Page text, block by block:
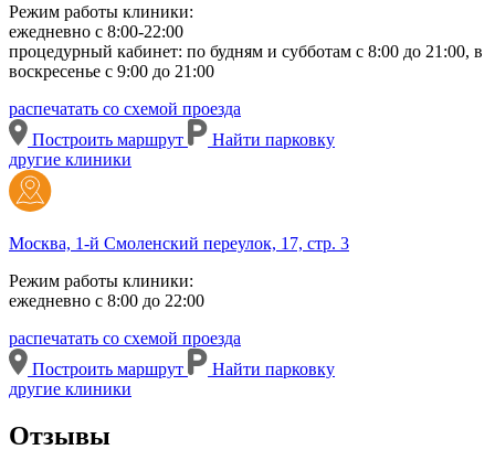
Режим работы клиники:
ежедневно с 8:00-22:00
процедурный кабинет: по будням и субботам с 8:00 до 21:00, в
воскресенье с 9:00 до 21:00
распечатать со схемой проезда
Построить маршрут
Найти парковку
другие клиники
Москва, 1-й Смоленский переулок, 17, стр. 3
Режим работы клиники:
ежедневно с 8:00 до 22:00
распечатать со схемой проезда
Построить маршрут
Найти парковку
другие клиники
Отзывы